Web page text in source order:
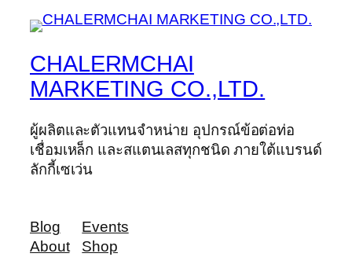
CHALERMCHAI
MARKETING CO.,LTD.
ผู้ผลิตและตัวแทนจำหน่าย อุปกรณ์ข้อต่อท่อ
เชื่อมเหล็ก และสแตนเลสทุกชนิด ภายใต้แบรนด์
ลักกี้เซเว่น
Blog
About
Events
Shop